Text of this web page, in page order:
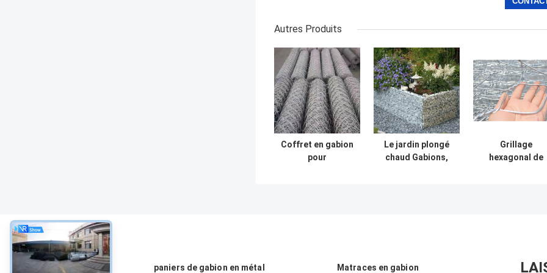
Autres Produits
Coffret en gabion
pour
Le jardin plongé
chaud Gabions,
Grillage
hexagonal de
À propos paniers de gabion en métal Matraces en gabion